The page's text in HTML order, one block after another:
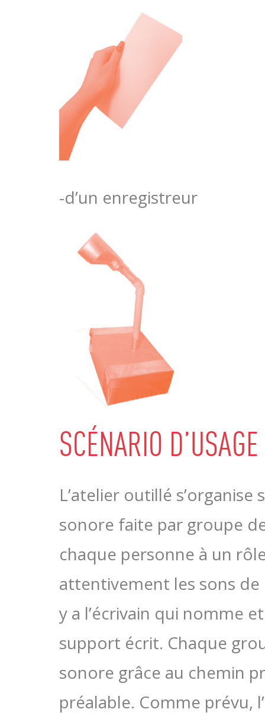
-d’un enregistreur
SCÉNARIO
L’atelier outillé
sonore faite par groupe
chaque personne à un
attentivement les sons
y a l’écrivain qui nomme
support écrit. Chaque
sonore grâce au chemin
préalable. Comme prévu,